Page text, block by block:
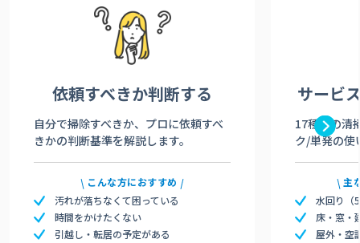
依頼すべきか判断する
自分で掃除すべきか、プロに依頼すべ
きかの判断基準を解説します。
こんな方におすすめ
汚れが落ちなくて困っている
時間をかけたくない
引越し・転居の予定がある
サービ
17種類の清
ク/単発の使
主
水回り（
床・窓・
屋外・空